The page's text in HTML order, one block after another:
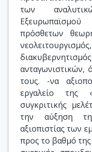
των
πρόσθετων
ανταγωνιστικών,
τους. -να
εργαλείο της
συγκριτικής
την αύξηση
αξιοπιστίας των
προς το βαθμό της